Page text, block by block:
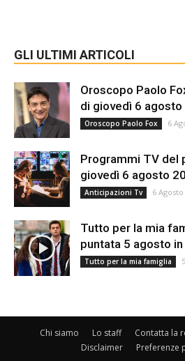
GLI ULTIMI ARTICOLI
Oroscopo Paolo
di giovedì 6 agosto
Oroscopo Paolo Fox 6
Programmi TV del
giovedì 6 agosto
Anticipazioni Tv 6
Tutto per la mia
puntata 5 agosto
Tutto per la mia famiglia
Chi siamo Lo staff Contatta la
Disclaimer
Preferenze